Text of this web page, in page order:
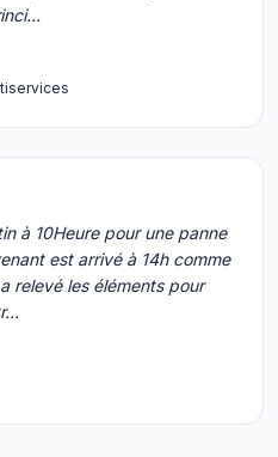
à 10Heure pour une panne
est arrivé à 14h comme
relevé les éléments pour